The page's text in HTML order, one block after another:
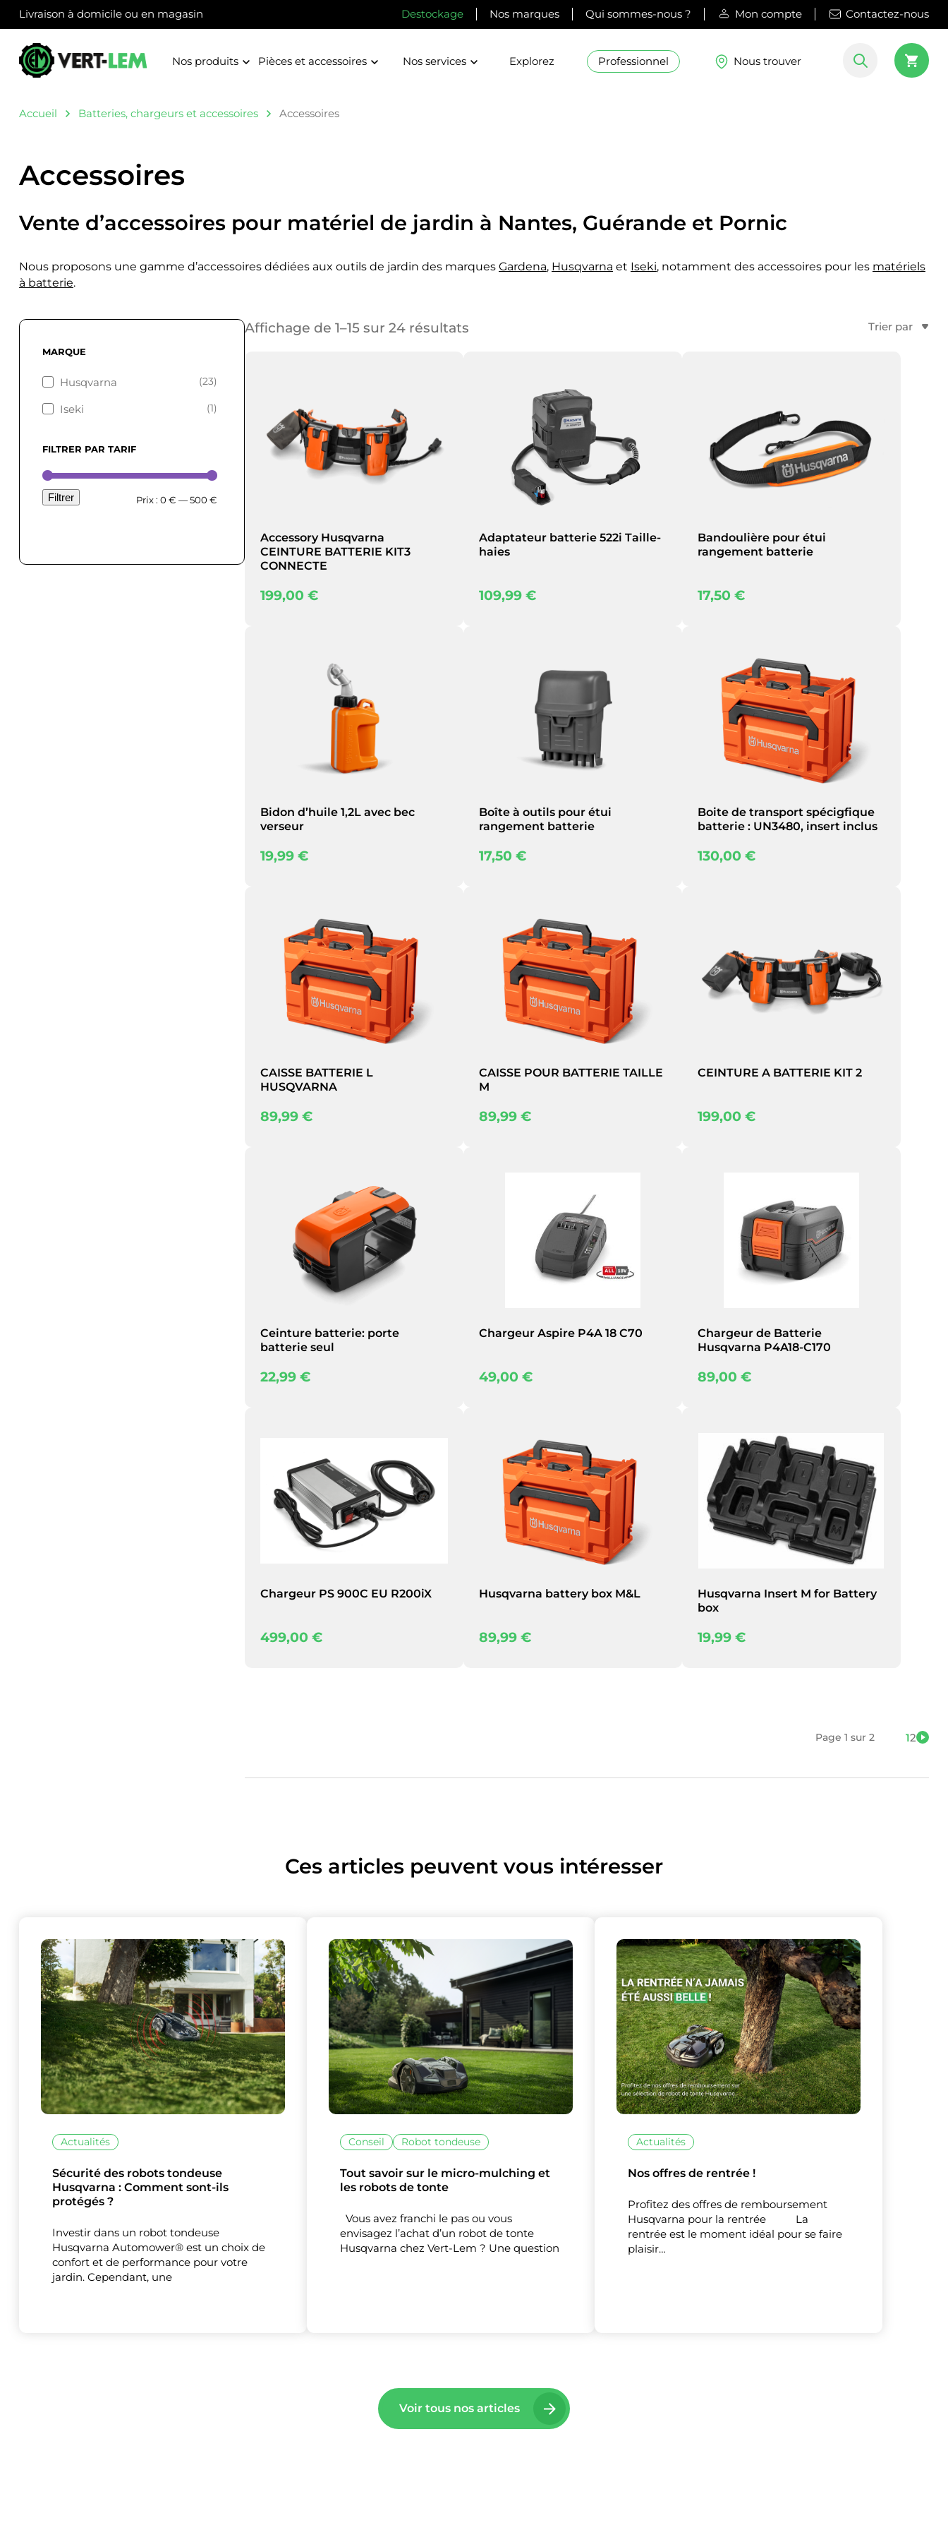
Livraison à domicile ou en magasin Destockage Nos marques Qui sommes-nous ? Mon compte Contactez-nous
Nos produits Pièces et accessoires Nos services Explorez Professionnel Nous trouver
Accueil Batteries, chargeurs et accessoires Accessoires
Accessoires
Vente d’accessoires pour matériel de jardin à Nantes, Guérande et Pornic
Nous proposons une gamme d’accessoires dédiées aux outils de jardin des marques Gardena, Husqvarna et Iseki, notamment des accessoires pour les matériels
à batterie.
MARQUE
Husqvarna (23)
Iseki (1)
FILTRER PAR TARIF
Prix
Prix
Filtrer Prix : 0 € —500 €
Affichage de 1–15 sur 24 résultats
Accessory Husqvarna
CEINTURE BATTERIE KIT3
CONNECTE
199,00 €
Adaptateur batterie 522i Taille-
haies
109,99 €
Bandoulière pour étui
rangement batterie
17,50 €
Bidon d’huile 1,2L avec bec
verseur
19,99 €
Boîte à outils pour étui
rangement batterie
17,50 €
Boite de transport spécigfique
batterie : UN3480, insert inclus
130,00 €
CAISSE BATTERIE L
HUSQVARNA
89,99 €
CAISSE POUR BATTERIE TAILLE
M
89,99 €
CEINTURE A BATTERIE KIT 2
199,00 €
Ceinture batterie: porte
batterie seul
22,99 €
Chargeur Aspire P4A 18 C70
49,00 €
Chargeur de Batterie
Husqvarna P4A18-C170
89,00 €
Chargeur PS 900C EU R200iX
499,00 €
Husqvarna battery box M&L
89,99 €
Husqvarna Insert M for Battery
box
19,99 €
Page 1 sur 2 12
Ces articles peuvent vous intéresser
Actualités
Sécurité des robots tondeuse
Husqvarna : Comment sont-ils
protégés ?
Investir dans un robot tondeuse
Husqvarna Automower® est un choix de
confort et de performance pour votre
jardin. Cependant, une
Conseil Robot tondeuse
Tout savoir sur le micro-mulching et
les robots de tonte
Vous avez franchi le pas ou vous
envisagez l’achat d’un robot de tonte
Husqvarna chez Vert-Lem ? Une question
Actualités
Nos offres de rentrée !
Profitez des offres de remboursement
Husqvarna pour la rentrée
La
rentrée est le moment idéal pour se faire
plaisir…
Voir tous nos articles